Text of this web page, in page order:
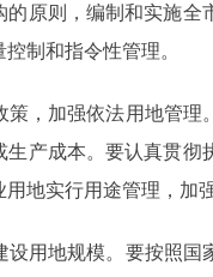
的原则，编制和实施
制和指令性管理。
，加强依法用地管理
生产成本。要认真贯
地实行用途管理，加
用地规模。要按照国